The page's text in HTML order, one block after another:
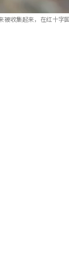
收集起来，在红十字